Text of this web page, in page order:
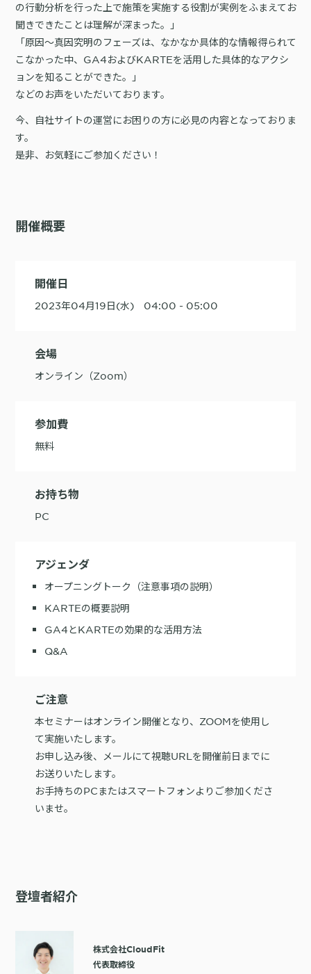
購入前の「迷い」をAIエージェントで即時解決。問い合わせ電話の対応
コスト1/3とCVR20%向上を実現
の行動分析を行った上で施策を実施する役割が実例をふまえてお
聞きできたことは理解が深まった。」
「原因～真因究明のフェーズは、なかなか具体的な情報得られて
こなかった中、GA4およびKARTEを活用した具体的なアクシ
ョンを知ることができた。」
などのお声をいただいております。
今、自社サイトの運営にお困りの方に必見の内容となっておりま
す。
是非、お気軽にご参加ください！
開催概要
開催日
2023年04月19日(水) 04:00 - 05:00
会場
オンライン（Zoom）
参加費
無料
お持ち物
PC
アジェンダ
オープニングトーク（注意事項の説明）
KARTEの概要説明
GA4とKARTEの効果的な活用方法
Q&A
ご注意
本セミナーはオンライン開催となり、ZOOMを使用し
て実施いたします。
お申し込み後、メールにて視聴URLを開催前日までに
お送りいたします。
お手持ちのPCまたはスマートフォンよりご参加くださ
いませ。
登壇者紹介
株式会社CloudFit
代表取締役